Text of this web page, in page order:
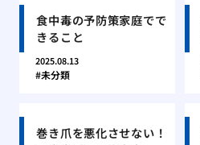
食中毒の予防策家庭でで
きること
2025.08.13
未分類
巻き爪を悪化させない！